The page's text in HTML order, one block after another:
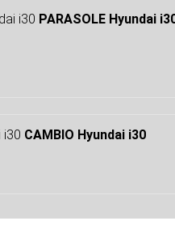
PARASOLE Hyundai
CAMBIO Hyundai i30